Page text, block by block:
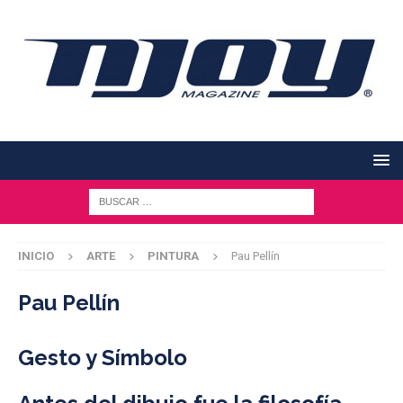
INICIO ARTE PINTURA Pau Pellín
Pau Pellín
Gesto y Símbolo